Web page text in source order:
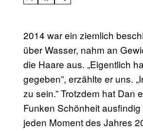
2014 war ein ziemlich
über Wasser, nahm an
die Haare aus. „Eigentlich
gegeben”, erzählte er uns.
zu sein.” Trotzdem hat
Funken Schönheit
jeden Moment des Jahres